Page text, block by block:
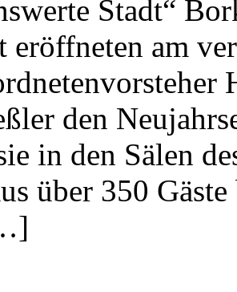
Stadt“
eröffneten am
den
in den Sälen
über 350